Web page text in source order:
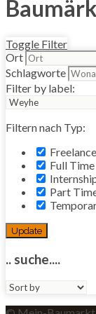
Toggle Filter
Ort
Schlagworte
Filter by label:
Filtern nach Typ:
Freelance
Full Time
Part
Update
.. suche....
Sort